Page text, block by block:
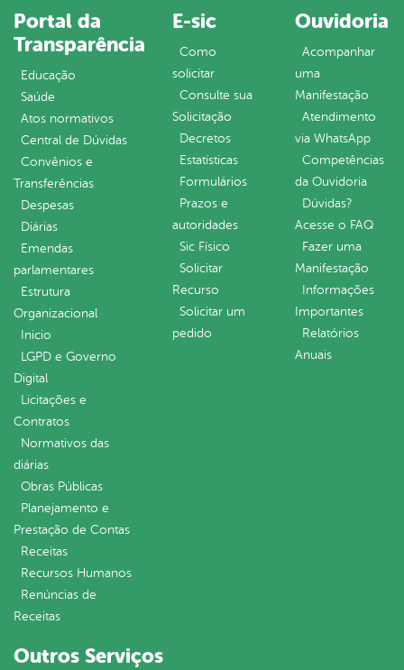
Portal da
Transparência
Educação
Saúde
Atos normativos
Central de Dúvidas
Convênios e
Transferências
Despesas
Diárias
Emendas
parlamentares
Estrutura
Organizacional
Inicio
LGPD e Governo
Digital
Licitações e
Contratos
Normativos das
diárias
Obras Públicas
Planejamento e
Prestação de Contas
Receitas
Recursos Humanos
Renúncias de
Receitas
E-sic
Como
solicitar
Consulte sua
Solicitação
Decretos
Estatísticas
Formulários
Prazos e
autoridades
Sic Físico
Solicitar
Recurso
Solicitar um
pedido
Ouvidoria
Acompanhar
uma
Manifestação
Atendimento
via WhatsApp
Competências
da Ouvidoria
Dúvidas?
Acesse o FAQ
Fazer uma
Manifestação
Informações
Importantes
Relatórios
Anuais
Outros Serviços